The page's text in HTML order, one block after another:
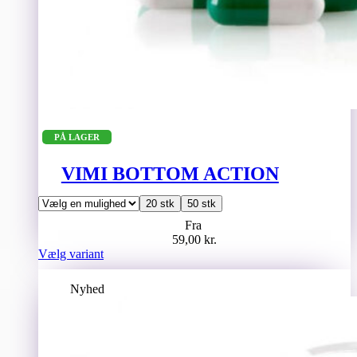
PÅ LAGER
VIMI BOTTOM ACTION
20 stk 50 stk
Fra
59,00 kr.
Vælg variantDette
vare
har
flere
Nyhed